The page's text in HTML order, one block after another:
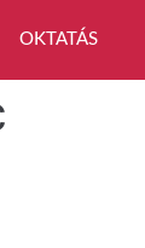
OKTATÁS